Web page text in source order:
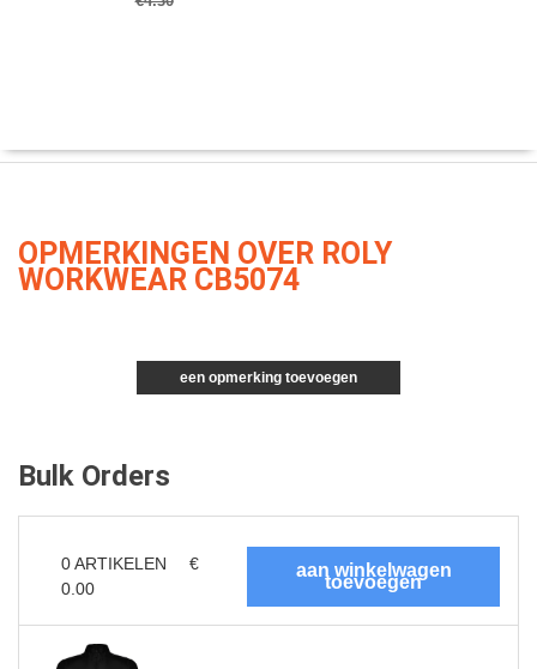
OPMERKINGEN OVER ROLY
WORKWEAR CB5074
een opmerking toevoegen
Bulk Orders
0ARTIKELEN
€
0.00